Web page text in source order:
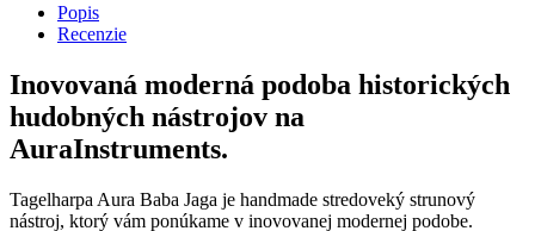
Popis
Recenzie
Inovovaná moderná podoba historických
hudobných nástrojov na
AuraInstruments.
Tagelharpa Aura Baba Jaga je handmade stredoveký strunový
nástroj, ktorý vám ponúkame v inovovanej modernej podobe.